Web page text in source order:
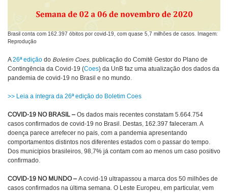
Brasil conta com 162.397 óbitos por covid-19, com quase 5,7 milhões de casos. Imagem:
Reprodução
A26ª edição do Boletim Coes, publicação do Comitê Gestor do Plano de
Contingência da Covid-19 (Coes) da UnB faz uma atualização dos dados da
pandemia de covid-19 no Brasil e no mundo.
>> Leia a íntegra da 26ª edição do Boletim Coes
COVID-19 NO BRASIL –Os dados mais recentes constatam 5.664.754
casos confirmados de covid-19 no Brasil. Destas, 162.397 faleceram. A
doença parece arrefecer no país, com a pandemia apresentando
comportamentos distintos nos diferentes estados com o passar do tempo.
Dos municípios brasileiros, 98,7% já contam com ao menos um caso positivo
confirmado.
COVID-19 NO MUNDO –A covid-19 ultrapassou a marca dos 50 milhões de
casos confirmados na última semana. O Leste Europeu, em particular, vem